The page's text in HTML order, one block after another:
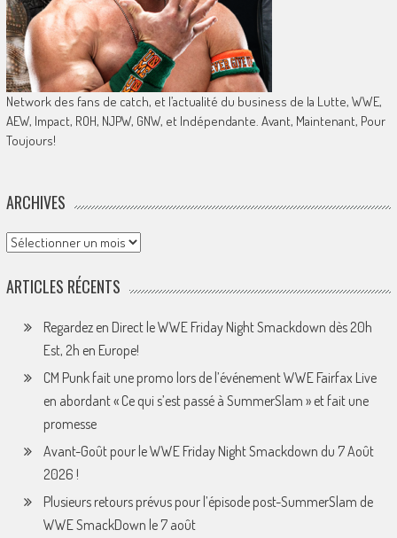
Network des fans de catch, et l’actualité du business de la Lutte, WWE,
AEW, Impact, ROH, NJPW, GNW, et Indépendante. Avant, Maintenant, Pour
Toujours!
ARCHIVES
Archives
ARTICLES RÉCENTS
Regardez en Direct le WWE Friday Night Smackdown dès 20h
Est, 2h en Europe!
CM Punk fait une promo lors de l’événement WWE Fairfax Live
en abordant « Ce qui s’est passé à SummerSlam » et fait une
promesse
Avant-Goût pour le WWE Friday Night Smackdown du 7 Août
2026 !
Plusieurs retours prévus pour l’épisode post-SummerSlam de
WWE SmackDown le 7 août